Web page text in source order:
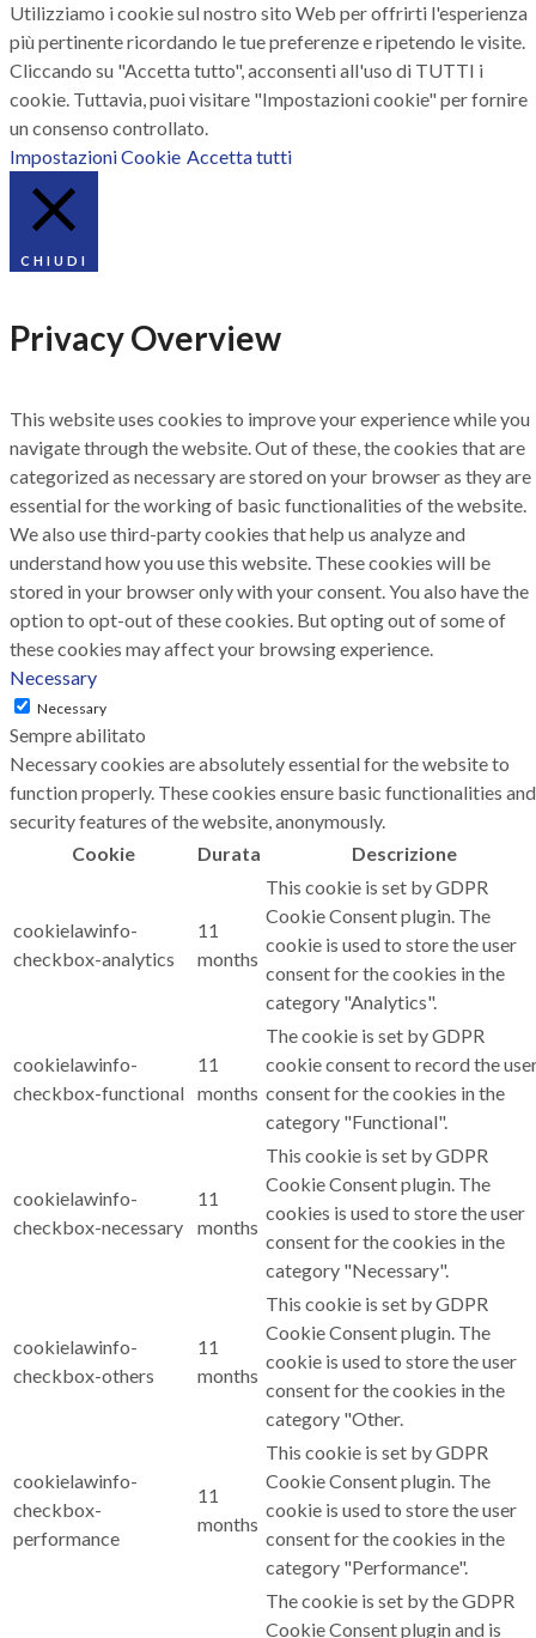
Utilizziamo i cookie sul nostro sito Web per offrirti l'esperienza
più pertinente ricordando le tue preferenze e ripetendo le visite.
Cliccando su "Accetta tutto", acconsenti all'uso di TUTTI i
cookie. Tuttavia, puoi visitare "Impostazioni cookie" per fornire
un consenso controllato.
Impostazioni Cookie Accetta tutti
CHIUDI
Privacy Overview
This website uses cookies to improve your experience while you
navigate through the website. Out of these, the cookies that are
categorized as necessary are stored on your browser as they are
essential for the working of basic functionalities of the website.
We also use third-party cookies that help us analyze and
understand how you use this website. These cookies will be
stored in your browser only with your consent. You also have the
option to opt-out of these cookies. But opting out of some of
these cookies may affect your browsing experience.
Necessary
Necessary
Sempre abilitato
Necessary cookies are absolutely essential for the website to
function properly. These cookies ensure basic functionalities and
security features of the website, anonymously.
Cookie
Durata Descrizione
cookielawinfo-
checkbox-analytics
11
months
This cookie is set by GDPR
Cookie Consent plugin. The
cookie is used to store the user
consent for the cookies in the
category "Analytics".
cookielawinfo-
checkbox-functional
11
months
The cookie is set by GDPR
cookie consent to record the
consent for the cookies in the
category "Functional".
cookielawinfo-
checkbox-necessary
11
months
This cookie is set by GDPR
Cookie Consent plugin. The
cookies is used to store the user
consent for the cookies in the
category "Necessary".
cookielawinfo-
checkbox-others
11
months
This cookie is set by GDPR
Cookie Consent plugin. The
cookie is used to store the user
consent for the cookies in the
category "Other.
cookielawinfo-
checkbox-
performance
11
months
This cookie is set by GDPR
Cookie Consent plugin. The
cookie is used to store the user
consent for the cookies in the
category "Performance".
The cookie is set by the GDPR
Cookie Consent plugin and is